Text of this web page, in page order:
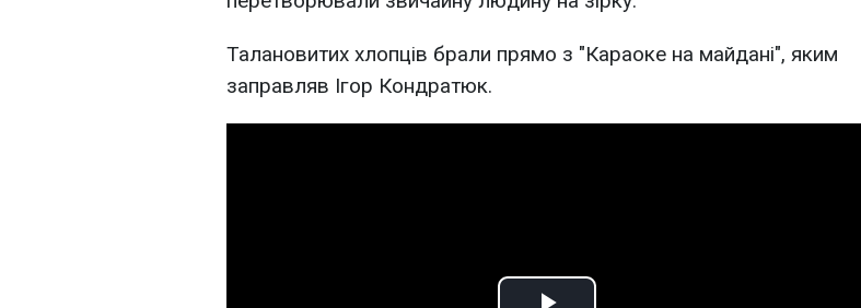
Талановитих хлопців брали прямо з "Караоке на майдані", яким
заправляв Ігор Кондратюк.